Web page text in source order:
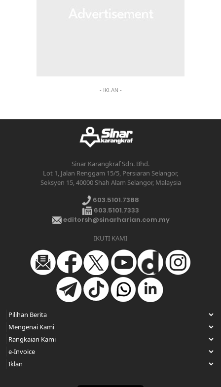
- IKLAN -
Sinar Karangkraf Sdn. Bhd.
Lot 1, Jalan Renggam 15/5, Persiaran Selangor,
Seksyen 15, 40000 Shah Alam Selangor, Malaysia
603.5101.7388
603.5101.7333
editorsh@sinarharian.com.my
IKUTI KAMI